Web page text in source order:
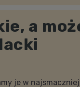
a
je w